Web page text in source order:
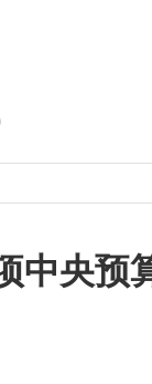
中央预